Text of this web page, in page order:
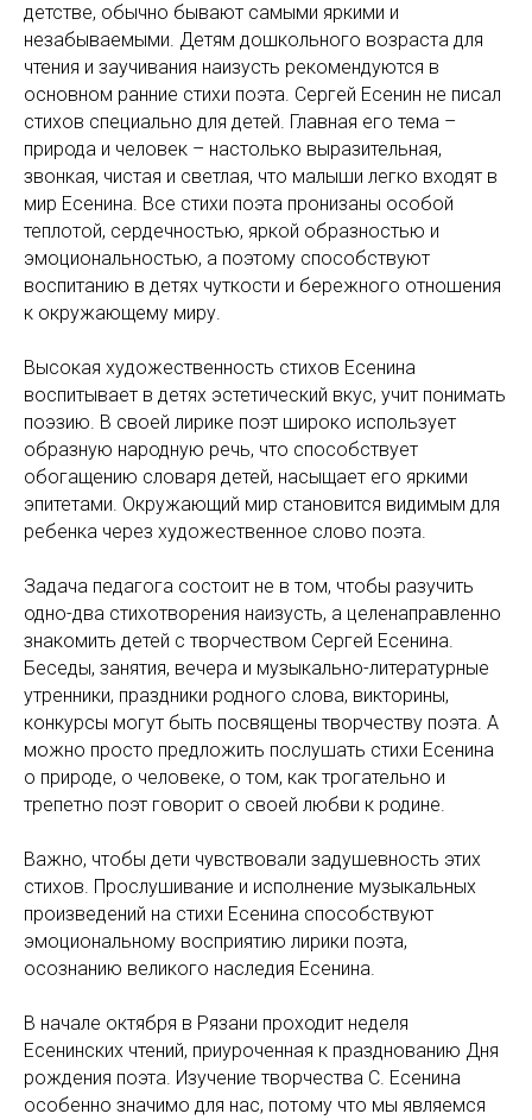
детстве, обычно бывают самыми яркими и
незабываемыми. Детям дошкольного возраста для
чтения и заучивания наизусть рекомендуются в
основном ранние стихи поэта. Сергей Есенин не писал
стихов специально для детей. Главная его тема –
природа и человек – настолько выразительная,
звонкая, чистая и светлая, что малыши легко входят в
мир Есенина. Все стихи поэта пронизаны особой
теплотой, сердечностью, яркой образностью и
эмоциональностью, а поэтому способствуют
воспитанию в детях чуткости и бережного отношения
к окружающему миру.
Высокая художественность стихов Есенина
воспитывает в детях эстетический вкус, учит понимать
поэзию. В своей лирике поэт широко использует
образную народную речь, что способствует
обогащению словаря детей, насыщает его яркими
эпитетами. Окружающий мир становится видимым для
ребенка через художественное слово поэта.
Задача педагога состоит не в том, чтобы разучить
одно-два стихотворения наизусть, а целенаправленно
знакомить детей с творчеством Сергей Есенина.
Беседы, занятия, вечера и музыкально-литературные
утренники, праздники родного слова, викторины,
конкурсы могут быть посвящены творчеству поэта. А
можно просто предложить послушать стихи Есенина
о природе, о человеке, о том, как трогательно и
трепетно поэт говорит о своей любви к родине.
Важно, чтобы дети чувствовали задушевность этих
стихов. Прослушивание и исполнение музыкальных
произведений на стихи Есенина способствуют
эмоциональному восприятию лирики поэта,
осознанию великого наследия Есенина.
В начале октября в Рязани проходит неделя
Есенинских чтений, приуроченная к празднованию Дня
рождения поэта. Изучение творчества С. Есенина
особенно значимо для нас, потому что мы являемся